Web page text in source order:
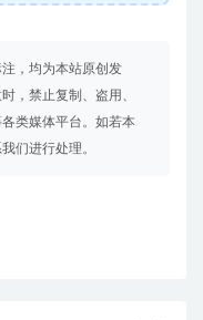
，均为本站原创发
，禁止复制、盗用、
类媒体平台。如若本
们进行处理。